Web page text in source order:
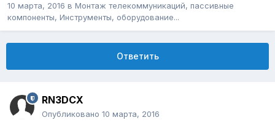
10 марта, 2016 в Монтаж телекоммуникаций, пассивные
компоненты, Инструменты, оборудование...
Ответить
RN3DCX
Опубликовано 10 марта, 2016